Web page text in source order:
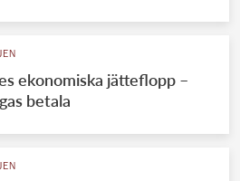
ekonomiska jätteflopp –
betala